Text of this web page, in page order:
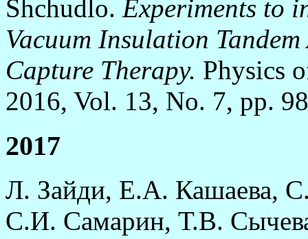
Shchudlo. Experiments to
Vacuum Insulation
Capture Therapy. Physics
2016, Vol. 13, No. 7, pp.
2017
Л. Зайди, Е.А. Кашаева,
С.И. Самарин, Т.В.